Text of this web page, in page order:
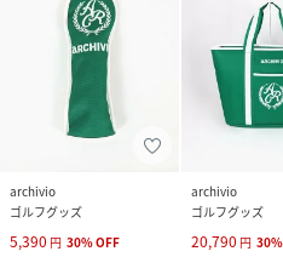
archivio
ゴルフグッズ
5,390 円 30%OFF
archivio
ゴルフグッズ
20,790 円 30%